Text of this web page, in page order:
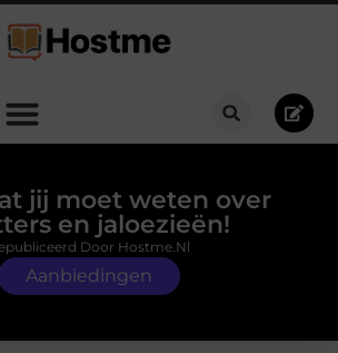
jij moet weten over
en jaloezieën!
Aanbiedingen
Door Hostme.nl